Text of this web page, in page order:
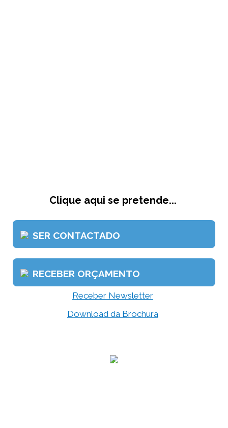
Clique aqui se pretende...
SER CONTACTADO
RECEBER ORÇAMENTO
Receber Newsletter
Download da Brochura